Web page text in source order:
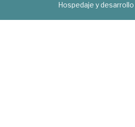
Hospedaje y desarrollo